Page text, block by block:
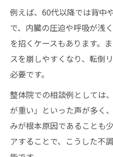
例えば、60代以降では背中
で、内臓の圧迫や呼吸が浅
を招くケースもあります。
スを崩しやすくなり、転倒
必要です。
整体院での相談例としては
が重い」といった声が多く
みが根本原因であることも
アすることで、こうした不